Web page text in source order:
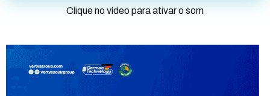
Clique no vídeo para ativar o som